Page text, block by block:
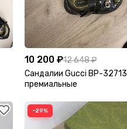
10 200 ₽12 648 ₽
Сандалии Gucci BP-32713
премиальные
−29%